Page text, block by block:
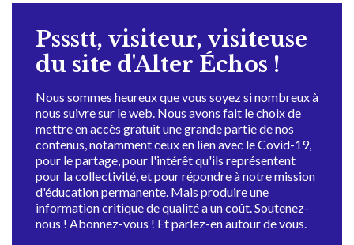
Pssstt, visiteur, visiteuse
du site d'Alter Échos !
Nous sommes heureux que vous soyez si nombreux à
nous suivre sur le web. Nous avons fait le choix de
mettre en accès gratuit une grande partie de nos
contenus, notamment ceux en lien avec le Covid-19,
pour le partage, pour l'intérêt qu'ils représentent
pour la collectivité, et pour répondre à notre mission
d'éducation permanente. Mais produire une
information critique de qualité a un coût. Soutenez-
nous ! Abonnez-vous ! Et parlez-en autour de vous.